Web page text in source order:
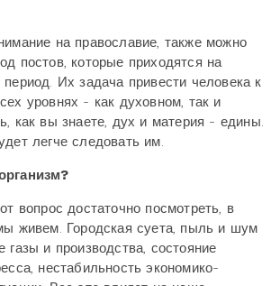
на православие, также можно
постов, которые приходятся на
Их задача привести человека к
уровнях - как духовном, так и
как вы знаете, дух и материя - едины.
легче следовать им.
вопрос достаточно посмотреть, в
живем. Городская суета, пыль и шум
газы и производства, состояние
нестабильность экономико-